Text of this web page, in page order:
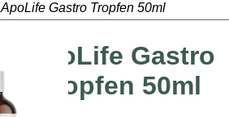
ApoLife Gastro Tropfen 50ml
ApoLife Gastro
Tropfen 50ml